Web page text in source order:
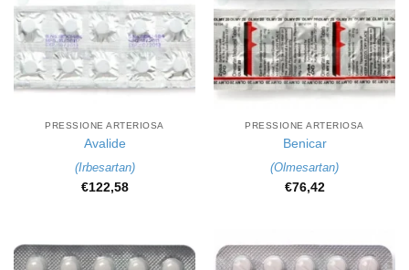
PRESSIONE ARTERIOSA
Avalide
(Irbesartan)
€122,58
PRESSIONE ARTERIOSA
Benicar
(Olmesartan)
€76,42